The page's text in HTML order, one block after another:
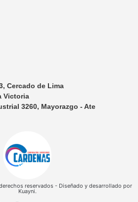
Cercado de Lima
Victoria
3260, Mayorazgo - Ate
reservados - Diseñado y desarrollado por
Kuayni.